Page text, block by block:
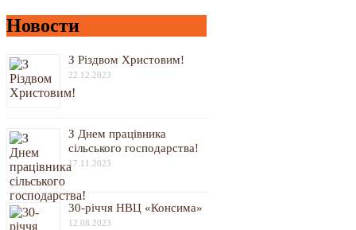
Новости
З Різдвом Христовим!
22.12.2023
З Днем працівника
сільського господарства!
17.11.2023
30-річчя НВЦ «Консима»
12.08.2023